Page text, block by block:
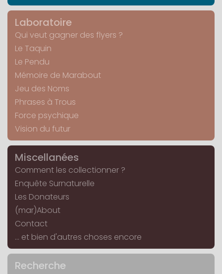
Laboratoire
Qui veut gagner des flyers ?
Le Taquin
Le Pendu
Mémoire de Marabout
Jeu des Noms
Phrases à Trous
Force psychique
Vision du futur
Miscellanées
Comment les collectionner ?
Enquête Surnaturelle
Les Donateurs
(mar)About
Contact
... et bien d'autres choses encore
Recherche